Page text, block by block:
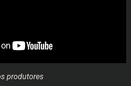
produtores